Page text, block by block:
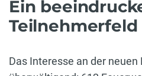
Ein
Teilnehmerfeld
Das Interesse an der